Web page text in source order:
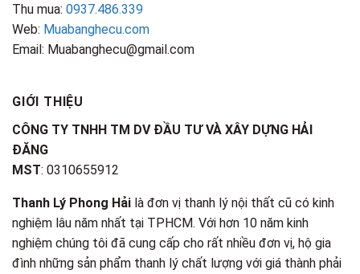
Thu mua: 0937.486.339
Web: Muabanghecu.com
Email: Muabanghecu@gmail.com
GIỚI THIỆU
CÔNG TY TNHH TM DV ĐẦU TƯ VÀ XÂY DỰNG HẢI
ĐĂNG
MST: 0310655912
Thanh Lý Phong Hải là đơn vị thanh lý nội thất cũ có kinh
nghiệm lâu năm nhất tại TPHCM. Với hơn 10 năm kinh
nghiệm chúng tôi đã cung cấp cho rất nhiều đơn vị, hộ gia
đình những sản phẩm thanh lý chất lượng với giá thành phải